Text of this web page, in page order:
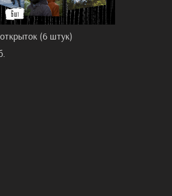
(6 штук)